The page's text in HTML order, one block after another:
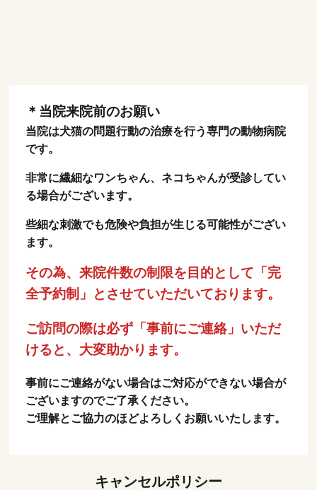
＊当院来院前のお願い
当院は犬猫の問題行動の治療を行う専門の動物病院
です。
非常に繊細なワンちゃん、ネコちゃんが受診してい
る場合がございます。
些細な刺激でも危険や負担が生じる可能性がござい
ます。
その為、来院件数の制限を目的として「完
全予約制」とさせていただいております。
ご訪問の際は必ず「事前にご連絡」いただ
けると、大変助かります。
事前にご連絡がない場合はご対応ができない場合が
ございますのでご了承ください。
ご理解とご協力のほどよろしくお願いいたします。
キャンセルポリシー